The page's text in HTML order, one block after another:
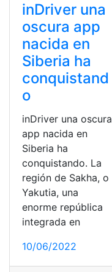
inDriver una
oscura app
nacida en
Siberia ha
conquistand
o
inDriver una oscura
app nacida en
Siberia ha
conquistando. La
región de Sakha, o
Yakutia, una
enorme república
integrada en
10/06/2022